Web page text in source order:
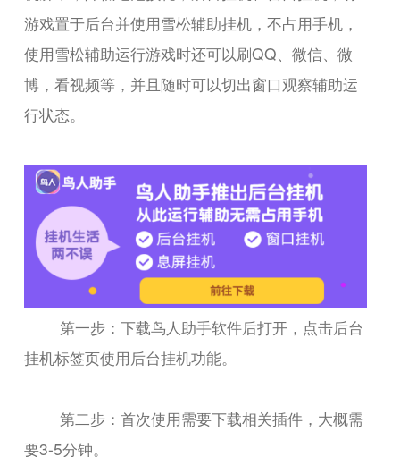
游戏置于后台并使用雪松辅助挂机，不占用手机，
使用雪松辅助运行游戏时还可以刷QQ、微信、微
博，看视频等，并且随时可以切出窗口观察辅助运
行状态。
第一步：下载鸟人助手软件后打开，点击后台
挂机标签页使用后台挂机功能。
第二步：首次使用需要下载相关插件，大概需
要3-5分钟。